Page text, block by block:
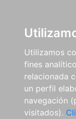
Utilizamos
fines
relacionada
un perfil
navegación
visitados).